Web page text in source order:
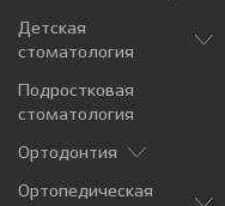
Детская
стоматология
Подростковая
стоматология
Ортодонтия
Ортопедическая